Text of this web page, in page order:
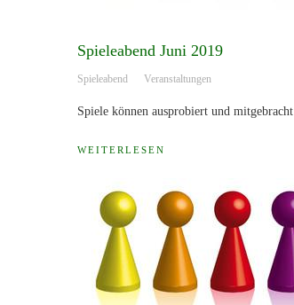
Spieleabend Juni 2019
Spieleabend Veranstaltungen
Spiele können ausprobiert und
WEITERLESEN